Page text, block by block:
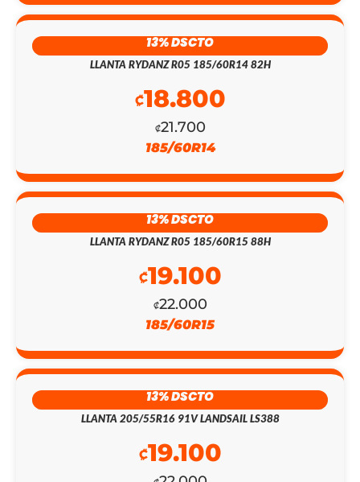
13% DSCTO
LLANTA RYDANZ R05 185/60R14 82H
₡21.700
₡18.800
185/60R14
13% DSCTO
LLANTA RYDANZ R05 185/60R15 88H
₡22.000
₡19.100
185/60R15
13% DSCTO
LLANTA 205/55R16 91V LANDSAIL LS388
₡19.100
ERA:
₡451.700.
ES:
₡130.900.